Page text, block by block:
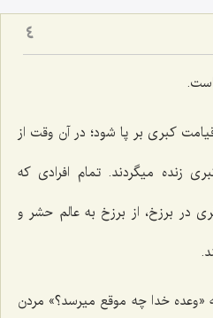
4
كبرى بر پا شود؛ در آن وقت از
زنده میگردند. تمام افرادى كه
در برزخ، از برزخ به عالم حشر و
«وعده خدا چه موقع میرسد؟» مردن